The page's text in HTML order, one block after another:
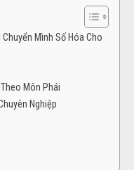
Mình Số Hóa Cho
Môn Phái
Nghiệp